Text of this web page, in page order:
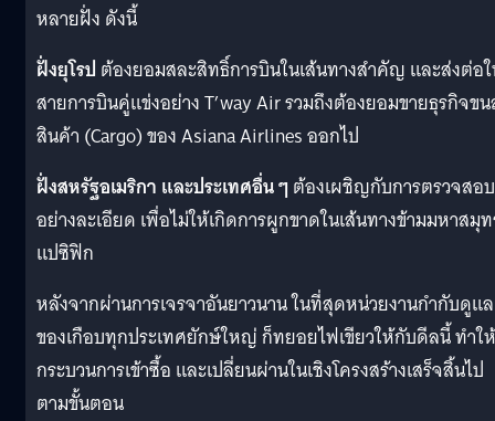
หลายฝั่ง ดังนี้
ฝั่งยุโรป ต้องยอมสละสิทธิ์การบินในเส้นทางสำคัญ และส่งต่อ
สายการบินคู่แข่งอย่าง T’way Air รวมถึงต้องยอมขายธุรกิจข
สินค้า (Cargo) ของ Asiana Airlines ออกไป
ฝั่งสหรัฐอเมริกา และประเทศอื่น ๆ ต้องเผชิญกับการตรวจสอบ
อย่างละเอียด เพื่อไม่ให้เกิดการผูกขาดในเส้นทางข้ามมหาสมุ
แปซิฟิก
หลังจากผ่านการเจรจาอันยาวนาน ในที่สุดหน่วยงานกำกับดูแล
ของเกือบทุกประเทศยักษ์ใหญ่ ก็ทยอยไฟเขียวให้กับดีลนี้ ทำให้
กระบวนการเข้าซื้อ และเปลี่ยนผ่านในเชิงโครงสร้างเสร็จสิ้นไป
ตามขั้นตอน